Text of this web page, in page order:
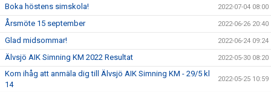
Boka höstens simskola! 2022-07-04 08:00
Årsmöte 15 september 2022-06-26 20:40
Glad midsommar! 2022-06-24 09:24
Älvsjö AIK Simning KM 2022 Resultat 2022-05-30 08:20
Kom ihåg att anmäla dig till Älvsjö AIK Simning KM - 29/5 kl
14
2022-05-25 10:59